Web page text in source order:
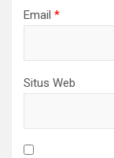
Email *
Situs Web